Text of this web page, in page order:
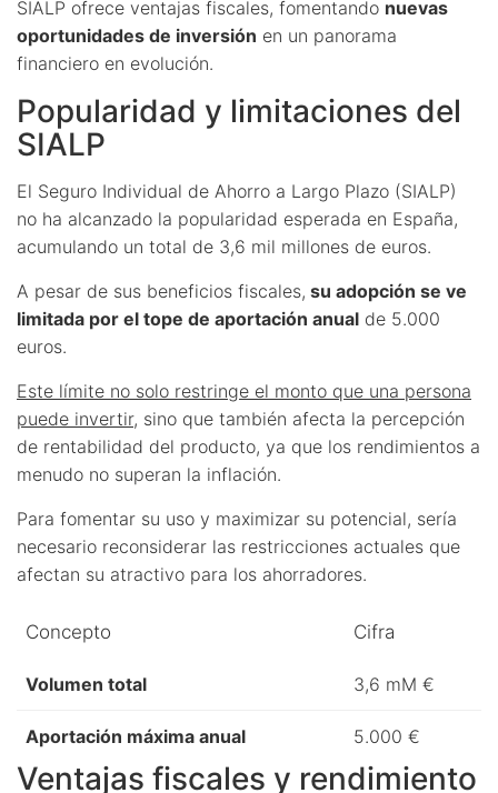
SIALP ofrece ventajas fiscales, fomentando nuevas
oportunidades de inversión en un panorama
financiero en evolución.
Popularidad y limitaciones del
SIALP
El Seguro Individual de Ahorro a Largo Plazo (SIALP)
no ha alcanzado la popularidad esperada en España,
acumulando un total de 3,6 mil millones de euros.
A pesar de sus beneficios fiscales, su adopción se ve
limitada por el tope de aportación anual de 5.000
euros.
Este límite no solo restringe el monto que una persona
puede invertir, sino que también afecta la percepción
de rentabilidad del producto, ya que los rendimientos a
menudo no superan la inflación.
Para fomentar su uso y maximizar su potencial, sería
necesario reconsiderar las restricciones actuales que
afectan su atractivo para los ahorradores.
Concepto Cifra
Volumen total 3,6 mM €
Aportación máxima anual 5.000 €
Ventajas fiscales y rendimiento